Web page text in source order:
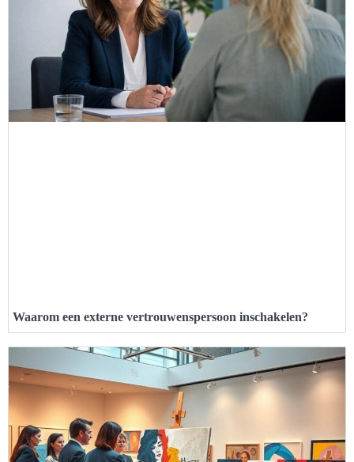
Waarom een externe vertrouwenspersoon inschakelen?